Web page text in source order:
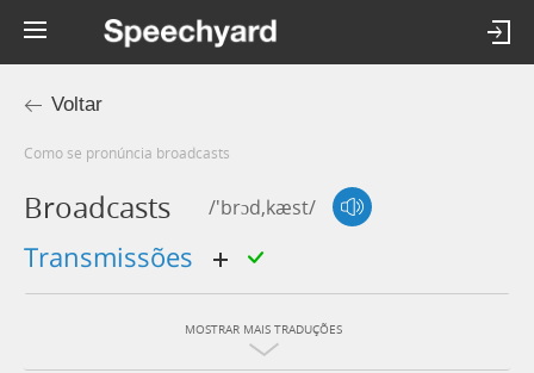
Voltar
Como se pronúncia broadcasts
Broadcasts /'brɔd,kæst/
transmissões
MOSTRAR MAIS TRADUÇÕES